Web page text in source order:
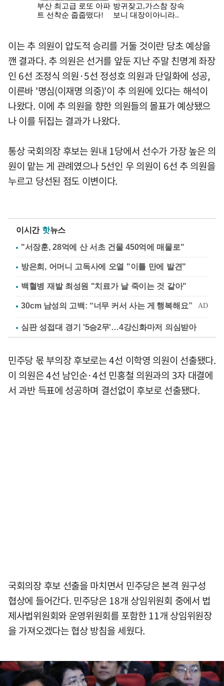
이는 추 의원이 압도적 승리를 거둘 것이란 당초 예상을
깬 결과다. 추 의원은 선거를 앞둔 지난 주말 친명계 좌장
인 6선 조정식 의원·5선 정성호 의원과 단일화에 성공,
이른바 '명심(이재명 의중)'이 추 의원에 있다는 해석이
나왔다. 이에 추 의원을 향한 의원들의 몰표가 예상됐으
나 이를 뒤집는 결과가 나왔다.
통상 국회의장 후보는 원내 1당에서 선수가 가장 높은 의
원이 맡는 게 관례였으나 5선인 우 의원이 6선 추 의원을
누르고 당선된 점도 이변이다.
이시간 핫뉴스
"서장훈, 28억에 산 서초 건물 450억에 매물로"
방은희, 어머니 고독사에 오열 "이틀 만에 발견"
백혈병 재발 최성원 "치료가 날 죽이는 것 같아"
심판 성접대 경기 '5승2무'…4강신화마저 의심받아
민주당 몫 부의장 후보로는 4선 이학영 의원이 선출됐다.
이 의원은 4선 남인순·4선 민홍철 의원과의 3자 대결에
서 과반 득표에 성공하며 결선없이 후보로 선출됐다.
국회의장 후보 선출을 마치면서 민주당은 본격 원구성
협상에 들어간다. 민주당은 18개 상임위원회 중에서 법
제사법위원회와 운영위원회를 포함한 11개 상임위원장
을 가져오겠다는 협상 방침을 세웠다.